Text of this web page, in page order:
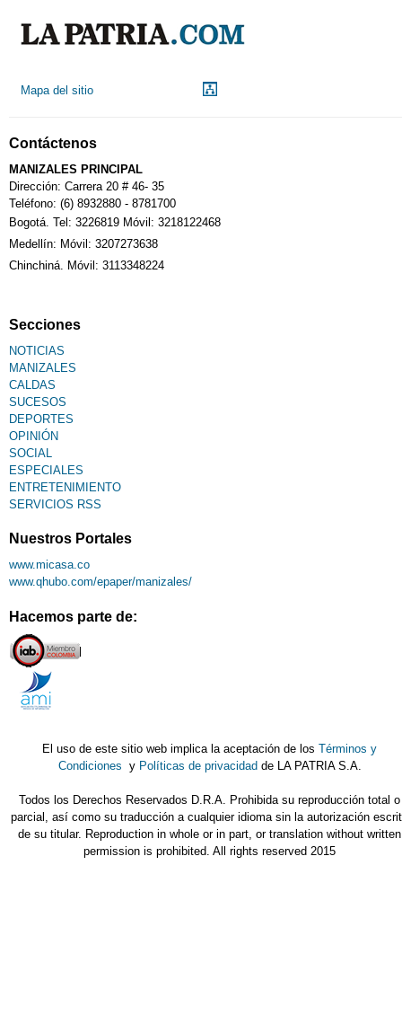
Calendario Tributario
Sudoku
Mapa del sitio
Contáctenos
MANIZALES PRINCIPAL
Dirección: Carrera 20 # 46- 35
Teléfono: (6) 8932880 - 8781700
Bogotá. Tel: 3226819 Móvil: 3218122468
Medellín: Móvil: 3207273638
Chinchiná. Móvil: 3113348224
Secciones
NOTICIAS
MANIZALES
CALDAS
SUCESOS
DEPORTES
OPINIÓN
SOCIAL
ESPECIALES
ENTRETENIMIENTO
SERVICIOS RSS
Nuestros Portales
www.micasa.co
www.qhubo.com/epaper/manizales/
Hacemos parte de:
El uso de este sitio web implica la aceptación de losTérminos y
Condiciones y Políticas de privacidad de LA PATRIA S.A.
Todos los Derechos Reservados D.R.A. Prohibida su reproducción total o
parcial, así como su traducción a cualquier idioma sin la autorización
de su titular. Reproduction in whole or in part, or translation without written
permission is prohibited. All rights reserved 2015